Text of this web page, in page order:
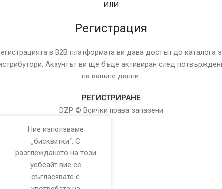
ИЛИ
Регистрация
в B2B платформата ви дава достъп до каталога
Акаунтът ви ще бъде активиран след
на вашите данни.
РЕГИСТРИРАНЕ
DZP © Всички права запазени
Ние използваме
„бисквитки“. С
разглеждането на този
уебсайт вие се
съгласявате с